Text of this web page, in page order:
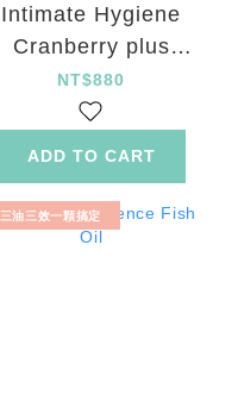
Intimate Hygiene
Cranberry plus
Probiotics Capsule
NT$880
ADD TO CART
三油三效一顆搞定